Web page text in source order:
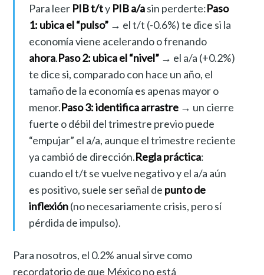
Para leer PIB t/ty PIB a/asin perderte:Paso
1: ubica el “pulso”→ el t/t (-0.6%) te dice si la
economía viene acelerando o frenando
ahora.Paso 2: ubica el “nivel”→ el a/a (+0.2%)
te dice si, comparado con hace un año, el
tamaño de la economía es apenas mayor o
menor.Paso 3: identifica arrastre→ un cierre
fuerte o débil del trimestre previo puede
“empujar” el a/a, aunque el trimestre reciente
ya cambió de dirección.Regla práctica:
cuando el t/t se vuelve negativo y el a/a aún
es positivo, suele ser señal de punto de
inflexión(no necesariamente crisis, pero sí
pérdida de impulso).
Para nosotros, el 0.2% anual sirve como
recordatorio de que México no está